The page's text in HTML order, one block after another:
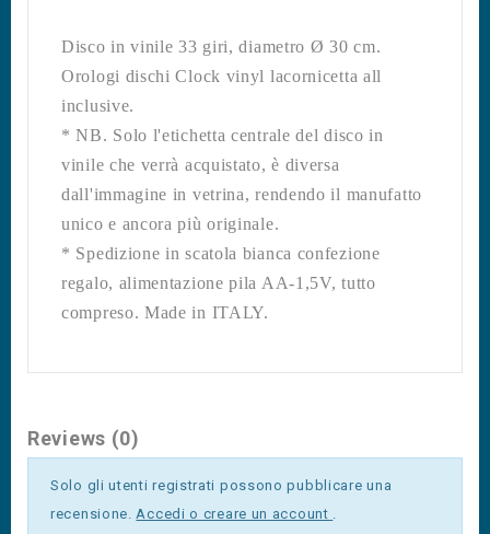
Disco in vinile 33 giri, diametro Ø 30 cm.
Orologi dischi Clock vinyl lacornicetta all
inclusive.
* NB. Solo l'etichetta centrale del disco in
vinile che verrà acquistato, è diversa
dall'immagine in vetrina, rendendo il manufatto
unico e ancora più originale.
* Spedizione in scatola bianca confezione
regalo, alimentazione pila AA-1,5V, tutto
compreso. Made in ITALY.
Reviews (0)
Solo gli utenti registrati possono pubblicare una
recensione.Accedi o creare un account .